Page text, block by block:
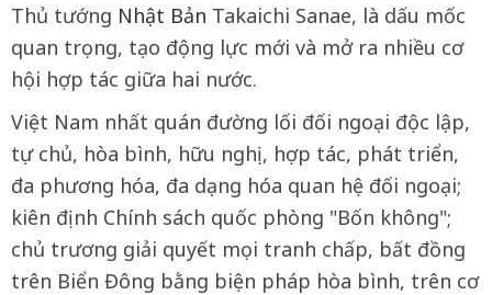
Thủ tướng Nhật Bản Takaichi Sanae, là dấu mốc
quan trọng, tạo động lực mới và mở ra nhiều cơ
hội hợp tác giữa hai nước.
Việt Nam nhất quán đường lối đối ngoại độc lập,
tự chủ, hòa bình, hữu nghị, hợp tác, phát triển,
đa phương hóa, đa dạng hóa quan hệ đối ngoại;
kiên định Chính sách quốc phòng "Bốn không";
chủ trương giải quyết mọi tranh chấp, bất đồng
trên Biển Đông bằng biện pháp hòa bình, trên cơ